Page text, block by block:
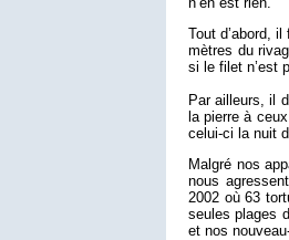
Tout d’abord,
mètres du
si le filet n’est
Par ailleurs, il
la pierre à
celui-ci la nuit
Malgré nos
nous
2002 où 63
seules plages
et nos